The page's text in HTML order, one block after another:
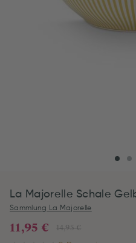
La Majorelle Schale
Sammlung La Majorelle
14,95 €
11,95 €